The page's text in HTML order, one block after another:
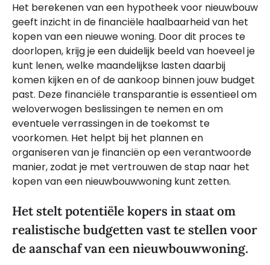
Het berekenen van een hypotheek voor nieuwbouw
geeft inzicht in de financiële haalbaarheid van het
kopen van een nieuwe woning. Door dit proces te
doorlopen, krijg je een duidelijk beeld van hoeveel je
kunt lenen, welke maandelijkse lasten daarbij
komen kijken en of de aankoop binnen jouw budget
past. Deze financiële transparantie is essentieel om
weloverwogen beslissingen te nemen en om
eventuele verrassingen in de toekomst te
voorkomen. Het helpt bij het plannen en
organiseren van je financiën op een verantwoorde
manier, zodat je met vertrouwen de stap naar het
kopen van een nieuwbouwwoning kunt zetten.
Het stelt potentiële kopers in staat om
realistische budgetten vast te stellen voor
de aanschaf van een nieuwbouwwoning.